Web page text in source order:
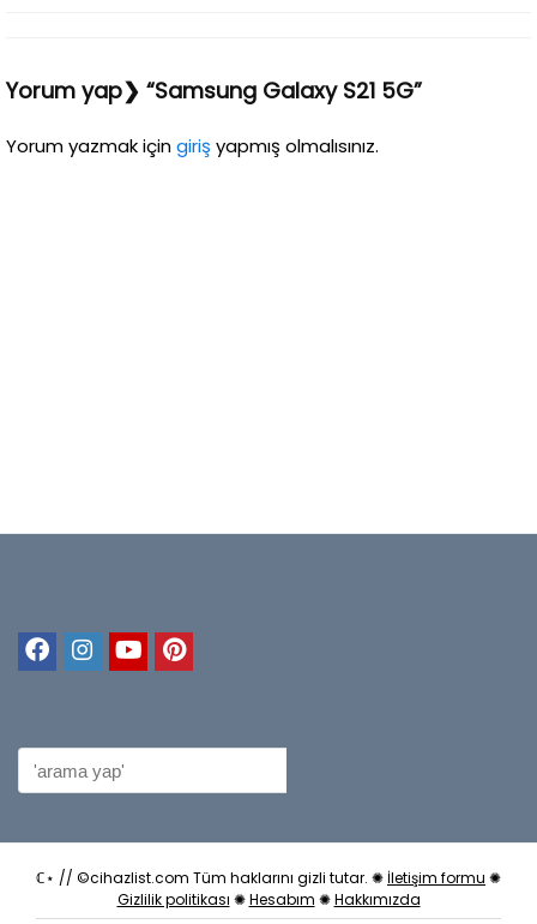
Yorum yap❯ “Samsung Galaxy S21 5G”
Yorum yazmak içingiriş yapmış olmalısınız.
ℂ⋆ // ©cihazlist.com Tüm haklarını gizli tutar. ✺ İletişim formu ✺
Gizlilik politikası ✺Hesabım ✺Hakkımızda